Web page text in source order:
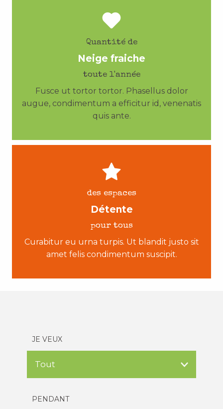
Quantité de
Neige fraiche
toute l'année
Fusce ut tortor tortor. Phasellus dolor
augue, condimentum a efficitur id, venenatis
quis ante.
des espaces
Détente
pour tous
Curabitur eu urna turpis. Ut blandit justo sit
amet felis condimentum suscipit.
JE VEUX
PENDANT